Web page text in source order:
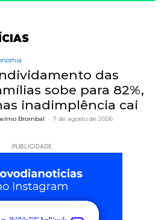
das
sobe para 82%,
inadimplência cai
Brombal - 7 de agosto de 2026
PUBLICIDADE